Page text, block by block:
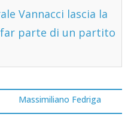
Vannacci lascia la
far parte di un partito
Massimiliano Fedriga